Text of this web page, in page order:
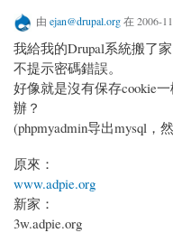
由 ejan@drupal.org在 2006-
我給我的Drupal系統搬了
不提示密碼錯誤。
好像就是沒有保存cookie
辦？
(phpmyadmin导出mysql，
原來：
www.adpie.org
新家：
3w.adpie.org